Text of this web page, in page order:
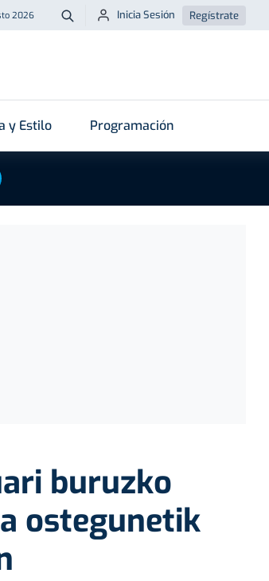
2026 Buscar
Inicia Sesión Regístrate
y Estilo Programación
buruzko
ostegunetik